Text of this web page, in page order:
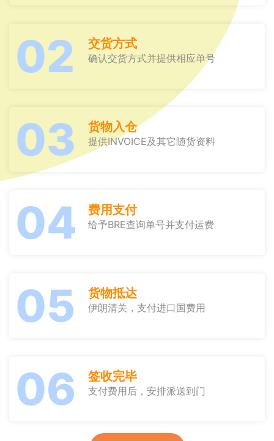
02 交货方式
确认交货方式并提供相应单号
03 货物入仓
提供INVOICE及其它随货资料
04 费用支付
给予BRE查询单号并支付运费
05 货物抵达
伊朗清关，支付进口国费用
06 签收完毕
支付费用后，安排派送到门